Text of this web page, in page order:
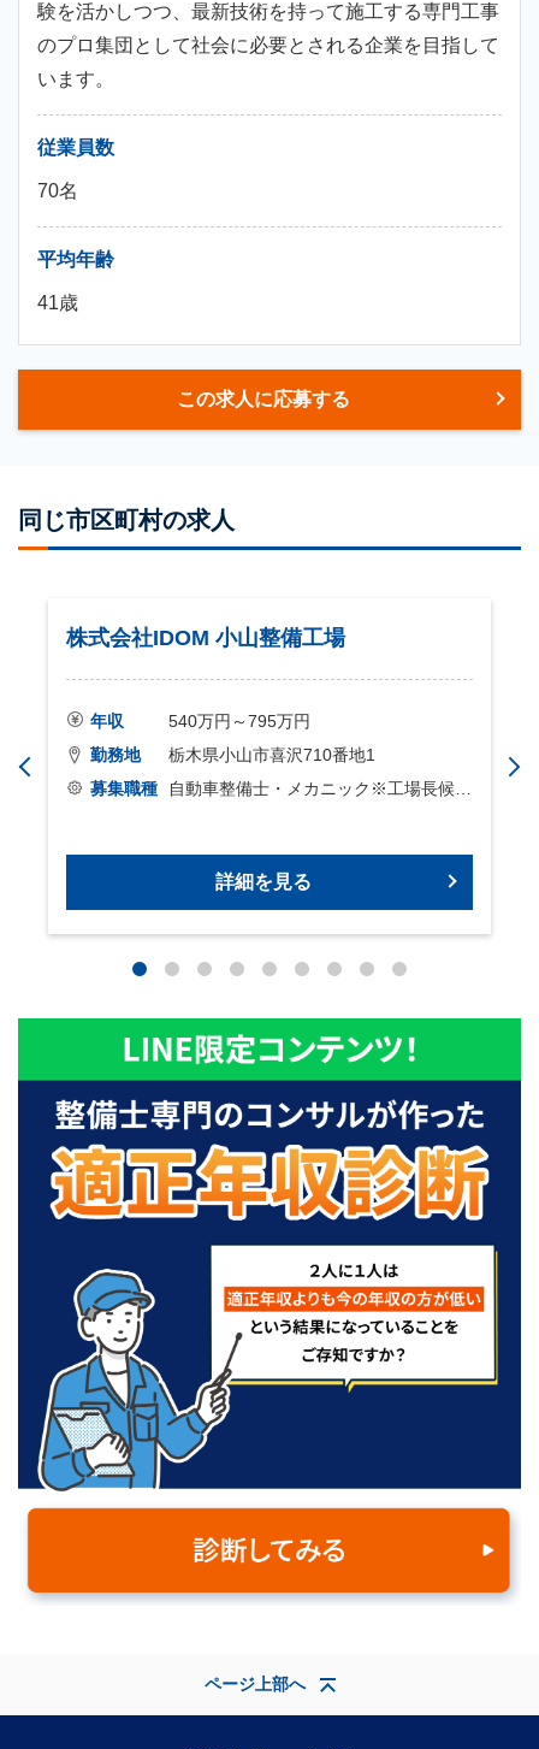
験を活かしつつ、最新技術を持って施工する専門工事
のプロ集団として社会に必要とされる企業を目指して
います。
従業員数
70名
平均年齢
41歳
この求人に応募する
同じ市区町村の求人
株式会社IDOM 小山整備工場
年収
540万円～795万円
勤務地
栃木県小山市喜沢710番地1
募集職種
自動車整備士・メカニック※工場長候補
詳細を見る
ページ上部へ